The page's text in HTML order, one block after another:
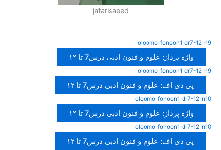
jafarisaeed
oloomo-fonoon1-dr7-12-n9
واژه پرداز: علوم و فنون ادبی درس7 تا ۱۲
oloomo-fonoon1-dr7-12-n9
پی دی اف: علوم و فنون ادبی درس7 تا ۱۲
واژه پرداز: علوم و فنون ادبی درس7 تا ۱۲
oloomo-fonoon1-dr7-12-n10
پی دی اف: علوم و فنون ادبی درس7 تا ۱۲